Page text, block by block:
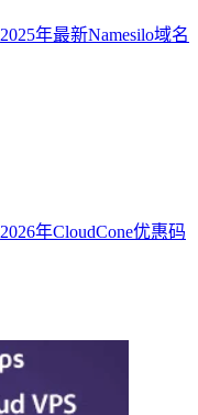
2025年最新Namesilo域名
2026年CloudCone优惠码